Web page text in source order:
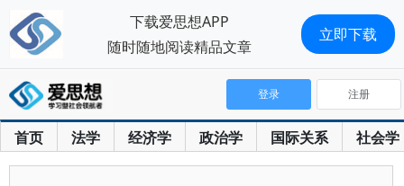
首页 法学 经济学 政治学 国际关系 社会学
登录 注册
下载爱思想APP
随时随地阅读精品文章
立即下载